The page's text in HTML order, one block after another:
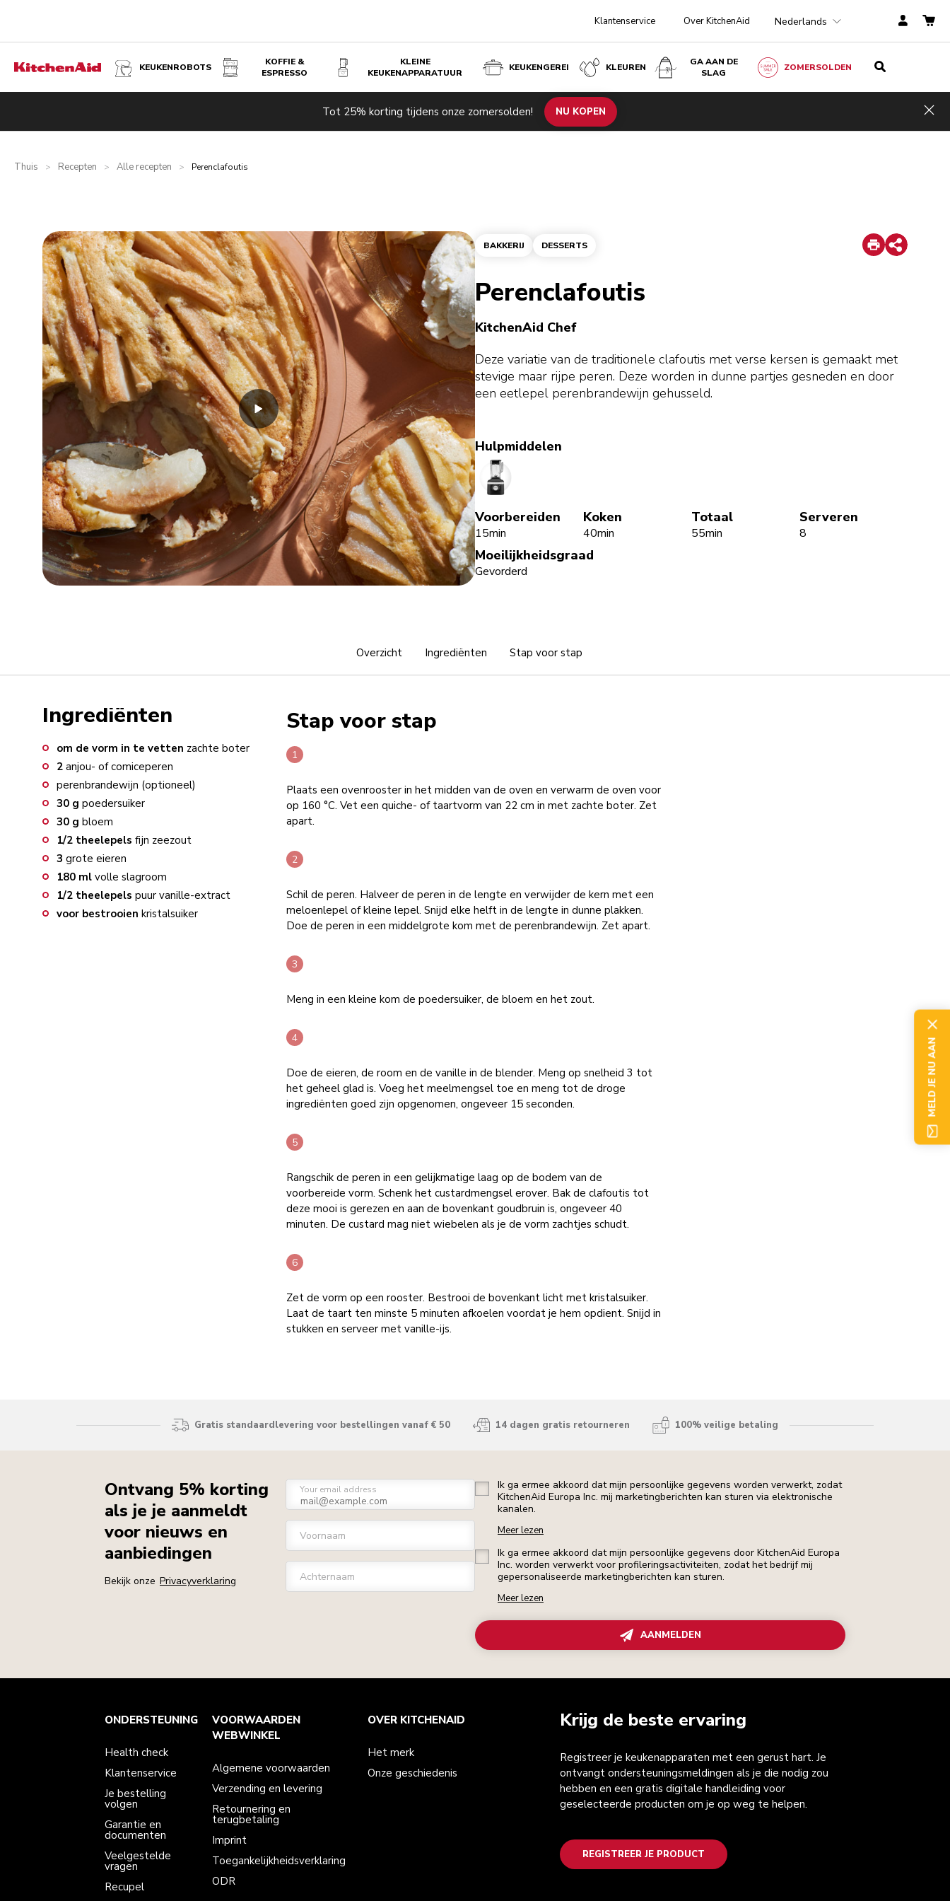
Klantenservice Over KitchenAid Nederlands
KEUKENROBOTS
KOFFIE &
ESPRESSO
KLEINE
KEUKENAPPARATUUR
KEUKENGEREI KLEUREN
GA AAN DE
SLAG
ZOMERSOLDEN
Tot 25% korting tijdens onze zomersolden! NU KOPEN
Thuis > Recepten > Alle recepten > Perenclafoutis
BAKKERIJ DESSERTS Print
Share
Perenclafoutis
KitchenAid Chef
Deze variatie van de traditionele clafoutis met verse kersen is gemaakt met
stevige maar rijpe peren. Deze worden in dunne partjes gesneden en door
een eetlepel perenbrandewijn gehusseld.
Hulpmiddelen
Blender
Voorbereiden
15min
Koken
40min
Totaal
55min
Serveren
8
Moeilijkheidsgraad
Gevorderd
Overzicht Ingrediënten Stap voor stap
Ingrediënten
om de vorm in te vetten zachte boter
2 anjou- of comiceperen
perenbrandewijn (optioneel)
30 g poedersuiker
30 g bloem
1/2 theelepels fijn zeezout
3 grote eieren
180 ml volle slagroom
1/2 theelepels puur vanille-extract
voor bestrooien kristalsuiker
Stap voor stap
Plaats een ovenrooster in het midden van de oven en verwarm de oven voor
op 160 °C. Vet een quiche- of taartvorm van 22 cm in met zachte boter. Zet
apart.
Schil de peren. Halveer de peren in de lengte en verwijder de kern met een
meloenlepel of kleine lepel. Snijd elke helft in de lengte in dunne plakken.
Doe de peren in een middelgrote kom met de perenbrandewijn. Zet apart.
Meng in een kleine kom de poedersuiker, de bloem en het zout.
Doe de eieren, de room en de vanille in de blender. Meng op snelheid 3 tot
het geheel glad is. Voeg het meelmengsel toe en meng tot de droge
ingrediënten goed zijn opgenomen, ongeveer 15 seconden.
Rangschik de peren in een gelijkmatige laag op de bodem van de
voorbereide vorm. Schenk het custardmengsel erover. Bak de clafoutis tot
deze mooi is gerezen en aan de bovenkant goudbruin is, ongeveer 40
minuten. De custard mag niet wiebelen als je de vorm zachtjes schudt.
Zet de vorm op een rooster. Bestrooi de bovenkant licht met kristalsuiker.
Laat de taart ten minste 5 minuten afkoelen voordat je hem opdient. Snijd in
stukken en serveer met vanille-ijs.
Gratis standaardlevering voor bestellingen vanaf € 50 14 dagen gratis retourneren 100% veilige betaling
Ontvang 5% korting
als je je aanmeldt
voor nieuws en
aanbiedingen
Bekijk onze Privacyverklaring
Your email address
Voornaam
Achternaam
Ik ga ermee akkoord dat mijn persoonlijke gegevens worden verwerkt, zodat
KitchenAid Europa Inc. mij marketingberichten kan sturen via elektronische
kanalen.
Meer lezen
Ik ga ermee akkoord dat mijn persoonlijke gegevens door KitchenAid Europa
Inc. worden verwerkt voor profileringsactiviteiten, zodat het bedrijf mij
gepersonaliseerde marketingberichten kan sturen.
Meer lezen
AANMELDEN
Krijg de beste ervaring
Registreer je keukenapparaten met een gerust hart. Je
ontvangt ondersteuningsmeldingen als je die nodig zou
hebben en een gratis digitale handleiding voor
geselecteerde producten om je op weg te helpen.
REGISTREER JE PRODUCT
Health check
Klantenservice
Veelgestelde vragen
Algemene voorwaarden
Verzending en levering
Retournering en terugbetaling
Toegankelijkheidsverklaring
Het merk
Onze geschiedenis
Zoek een winkel
ONDERSTEUNING
Health check
Klantenservice
Je bestelling
volgen
Garantie en
documenten
Veelgestelde
vragen
Recupel
VOORWAARDEN
WEBWINKEL
Algemene voorwaarden
Verzending en levering
Retournering en
terugbetaling
Imprint
Toegankelijkheidsverklaring
ODR
OVER KITCHENAID
Het merk
Onze geschiedenis
MELD JE NU AAN